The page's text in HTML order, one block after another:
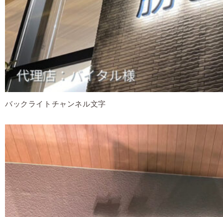
バックライトチャンネル文字